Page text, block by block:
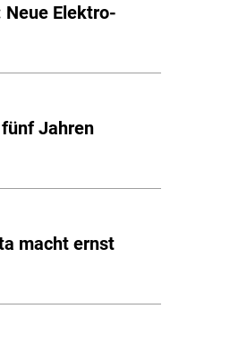
Neue Elektro-
Jahren
macht ernst